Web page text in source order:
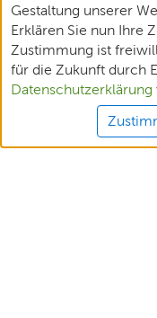
Gestaltung unserer
Erklären Sie nun Ihre
Zustimmung ist
für die Zukunft durch
Datenschutzerklärung